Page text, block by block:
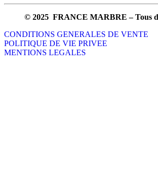
© 2025 FRANCE MARBRE – Tous
CONDITIONS GENERALES DE VENTE
POLITIQUE DE VIE PRIVEE
MENTIONS LEGALES